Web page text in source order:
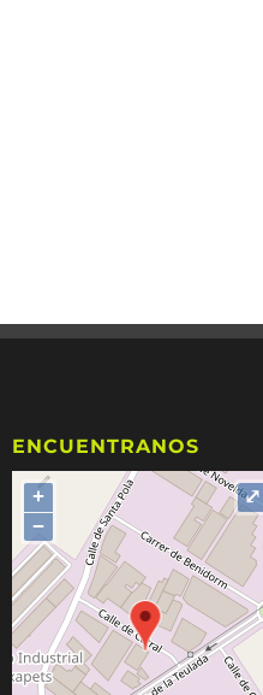
ENCUENTRANOS
+
−
⤢